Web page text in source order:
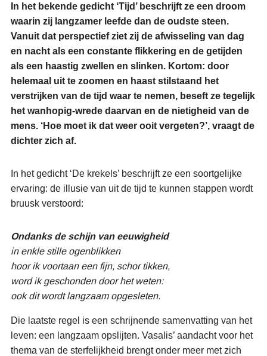
In het bekende gedicht ‘Tijd’ beschrijft ze een droom
waarin zij langzamer leefde dan de oudste steen.
Vanuit dat perspectief ziet zij de afwisseling van dag
en nacht als een constante flikkering en de getijden
als een haastig zwellen en slinken. Kortom: door
helemaal uit te zoomen en haast stilstaand het
verstrijken van de tijd waar te nemen, beseft ze tegelijk
het wanhopig-wrede daarvan en de nietigheid van de
mens. ‘Hoe moet ik dat weer ooit vergeten?’, vraagt de
dichter zich af.
In het gedicht ‘De krekels’ beschrijft ze een soortgelijke
ervaring: de illusie van uit de tijd te kunnen stappen wordt
bruusk verstoord:
Ondanks de schijn van eeuwigheid
in enkle stille ogenblikken
hoor ik voortaan een fijn, schor tikken,
word ik geschonden door het weten:
ook dit wordt langzaam opgesleten.
Die laatste regel is een schrijnende samenvatting van het
leven: een langzaam opslijten. Vasalis’ aandacht voor het
thema van de sterfelijkheid brengt onder meer met zich